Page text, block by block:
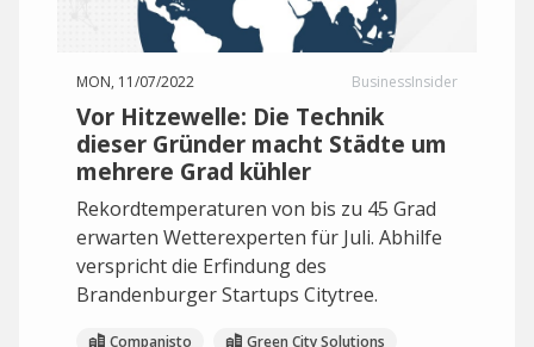
MON, 11/07/2022 BusinessInsider
Vor Hitzewelle: Die Technik
dieser Gründer macht Städte um
mehrere Grad kühler
Rekordtemperaturen von bis zu 45 Grad
erwarten Wetterexperten für Juli. Abhilfe
verspricht die Erfindung des
Brandenburger Startups Citytree.
Companisto
Green City Solutions